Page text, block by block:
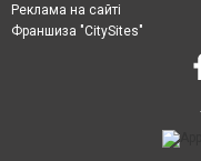
Реклама на сайті
Франшиза "CitySites"